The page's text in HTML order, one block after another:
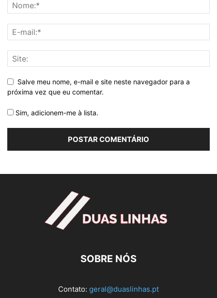
Salve meu nome, e-mail e site neste navegador para a
próxima vez que eu comentar.
Sim, adicionem-me à lista.
SOBRE NÓS
Contato: geral@duaslinhas.pt